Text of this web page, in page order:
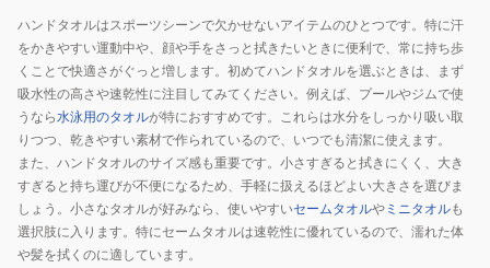
タ
オ
ル
044409
0280
ハンドタオルはスポーツシーンで欠かせないアイテムのひとつです。特に汗
をかきやすい運動中や、顔や手をさっと拭きたいときに便利で、常に持ち歩
くことで快適さがぐっと増します。初めてハンドタオルを選ぶときは、まず
吸水性の高さや速乾性に注目してみてください。例えば、プールやジムで使
うなら水泳用のタオルが特におすすめです。これらは水分をしっかり吸い取
りつつ、乾きやすい素材で作られているので、いつでも清潔に使えます。
また、ハンドタオルのサイズ感も重要です。小さすぎると拭きにくく、大き
すぎると持ち運びが不便になるため、手軽に扱えるほどよい大きさを選びま
しょう。小さなタオルが好みなら、使いやすいセームタオルや ミニタオルも
選択肢に入ります。特にセームタオルは速乾性に優れているので、濡れた体
や髪を拭くのに適しています。